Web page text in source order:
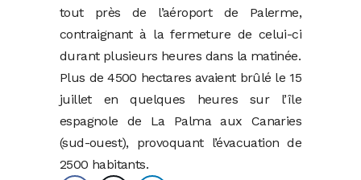
tout près de l’aéroport de Palerme,
contraignant à la fermeture de celui-ci
durant plusieurs heures dans la matinée.
Plus de 4500 hectares avaient brûlé le 15
juillet en quelques heures sur l’île
espagnole de La Palma aux Canaries
(sud-ouest), provoquant l’évacuation de
2500 habitants.